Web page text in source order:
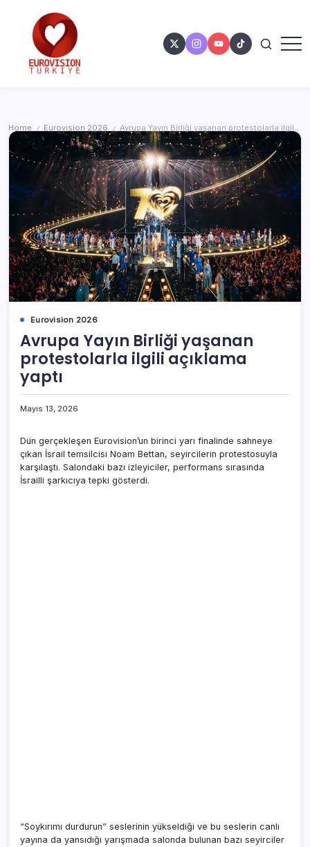
Home / Eurovision 2026 / Avrupa Yayın Birliği yaşanan protestolarla ilgili açıklama yaptı
Eurovision 2026
Avrupa Yayın Birliği yaşanan
protestolarla ilgili açıklama
yaptı
Mayıs 13, 2026
Dün gerçekleşen Eurovision’un birinci yarı finalinde sahneye
çıkan İsrail temsilcisi Noam Bettan, seyircilerin protestosuyla
karşılaştı. Salondaki bazı izleyiciler, performans sırasında
İsrailli şarkıcıya tepki gösterdi.
“Soykırımı durdurun” seslerinin yükseldiği ve bu seslerin canlı
yayına da yansıdığı yarışmada salonda bulunan bazı seyirciler